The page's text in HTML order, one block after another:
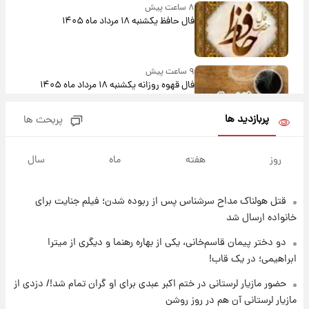
۸ ساعت پیش
فال حافظ یکشنبه ۱۸ مرداد ماه ۱۴۰۵
۹ ساعت پیش
فال قهوه روزانه یکشنبه ۱۸ مرداد ماه ۱۴۰۵
۱۷ ساعت پیش
لیونل مسی عزادار شد! + جزئیات
پربازدید ها پربحث ها
روز هفته ماه سال
قتل هولناک مداح سرشناس پس از ربوده شدن؛ فیلم جنایت برای
خانواده ارسال شد
دو دختر پیمان قاسم‌خانی، یکی از بهاره رهنما و دیگری از میترا
ابراهیمی؛ در یک قاب!
حضور مازیار لرستانی در ختم اکبر عبدی برای او گران تمام شد!/ دزدی از
مازیار لرستانی آن هم در روز روشن